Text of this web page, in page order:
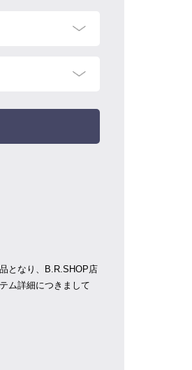
となり、B.R.SHOP店
ム詳細につきまして